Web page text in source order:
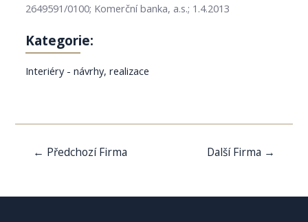
2649591/0100; Komerční banka, a.s.; 1.4.2013
Kategorie:
Interiéry - návrhy, realizace
Navigace
← Předchozí Firma Další Firma →